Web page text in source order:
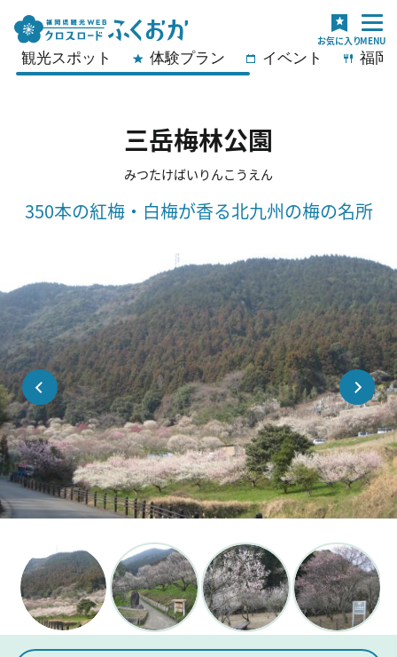
観光スポット 体験プラン イベント 福岡
三岳梅林公園
みつたけばいりんこうえん
350本の紅梅・白梅が香る北九州の梅の名所